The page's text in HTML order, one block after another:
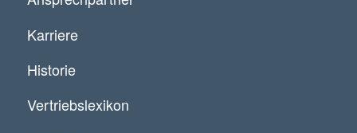
Karriere
Historie
Vertriebslexikon